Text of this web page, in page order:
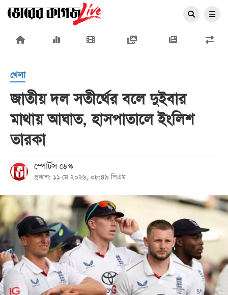
×
প্রচ্ছদ
জাতীয়
রাজনীতি
অর্থনীতি
আন্তর্জাতিক
সারাদেশ
খেলা
বিনোদন
লাইফ
স্টাইল
খেলা
জাতীয় দল সতীর্থের বলে দুইবার
মাথায় আঘাত, হাসপাতালে ইংলিশ
তারকা
স্পোর্টস ডেস্ক
প্রকাশ: ১১ মে ২০২৬, ০৮:৪৯ পিএম